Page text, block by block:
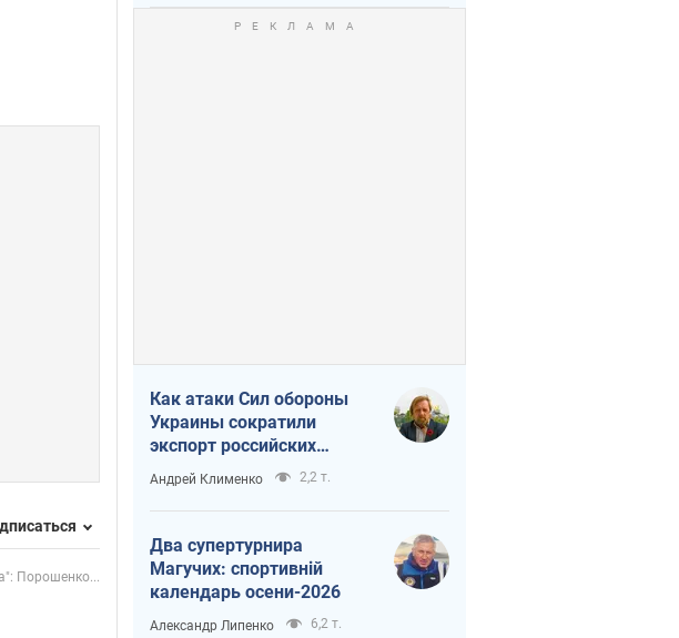
Порошенко...
Как атаки Сил обороны
Украины сократили
экспорт российских
нефтепродуктов
Андрей Клименко 2,2 т.
Два супертурнира
Магучих: спортивній
календарь осени-2026
Александр Липенко 6,2 т.